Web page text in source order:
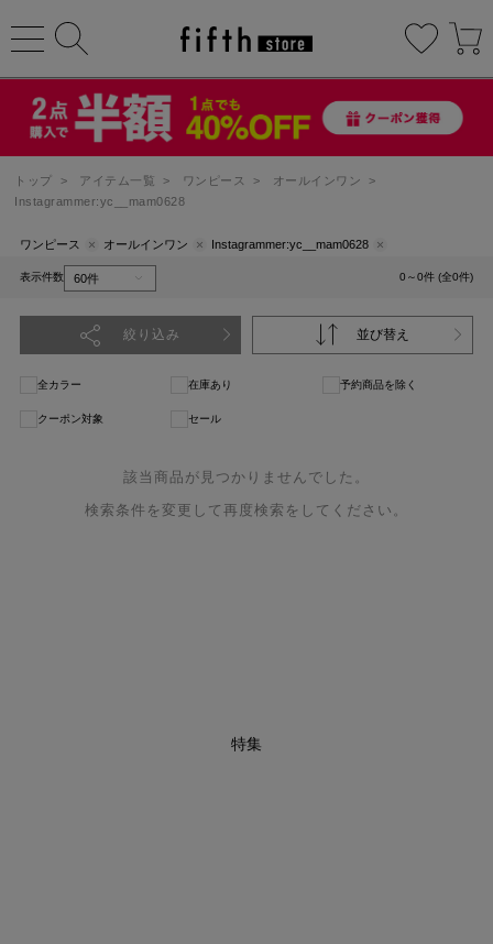
トップ > アイテム一覧 > ワンピース > オールインワン
>
Instagrammer:yc__mam0628
ワンピース オールインワン Instagrammer:yc__mam0628
表示件数 0～0件 (全0件)
絞り込み 並び替え
全カラー 在庫あり 予約商品を除く
クーポン対象 セール
該当商品が見つかりませんでした。
検索条件を変更して再度検索をしてください。
特集